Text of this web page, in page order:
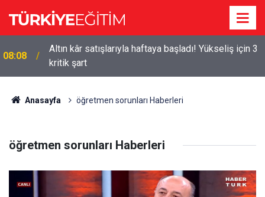
08:08
Altın kâr satışlarıyla haftaya başladı! Yükseliş için 3
kritik şart
Anasayfa öğretmen sorunları Haberleri
öğretmen sorunları Haberleri